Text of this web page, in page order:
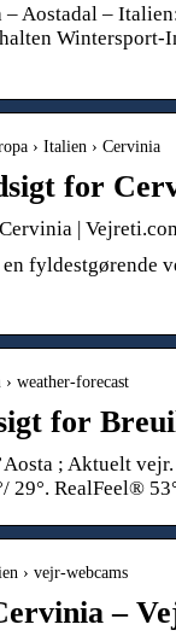
Aostadal –
› Italien › Cervinia
for
|
fyldestgørende
weather-forecast
for
; Aktuelt
29°. RealFeel®
› vejr-webcams
–